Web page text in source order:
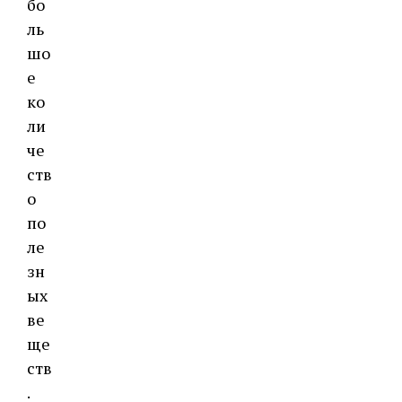
бо
ль
шо
е
ко
ли
че
ств
о
по
ле
зн
ых
ве
ще
ств
.